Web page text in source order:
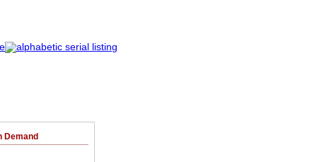
Demand